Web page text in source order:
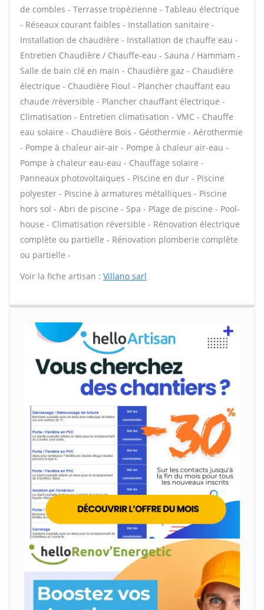
de combles - Terrasse tropézienne - Tableau électrique
- Réseaux courant faibles - Installation sanitaire -
Installation de chaudière - Installation de chauffe eau -
Entretien Chaudière / Chauffe-eau - Sauna / Hammam -
Salle de bain clé en main - Chaudière gaz - Chaudière
électrique - Chaudière Fioul - Plancher chauffant eau
chaude /réversible - Plancher chauffant électrique -
Climatisation - Entretien climatisation - VMC - Chauffe
eau solaire - Chaudière Bois - Géothermie - Aérothermie
- Pompe à chaleur air-air - Pompe à chaleur air-eau -
Pompe à chaleur eau-eau - Chauffage solaire -
Panneaux photovoltaïques - Piscine en dur - Piscine
polyester - Piscine à armatures métalliques - Piscine
hors sol - Abri de piscine - Spa - Plage de piscine - Pool-
house - Climatisation réversible - Rénovation électrique
complète ou partielle - Rénovation plomberie complète
ou partielle -
Voir la fiche artisan : Villano sarl